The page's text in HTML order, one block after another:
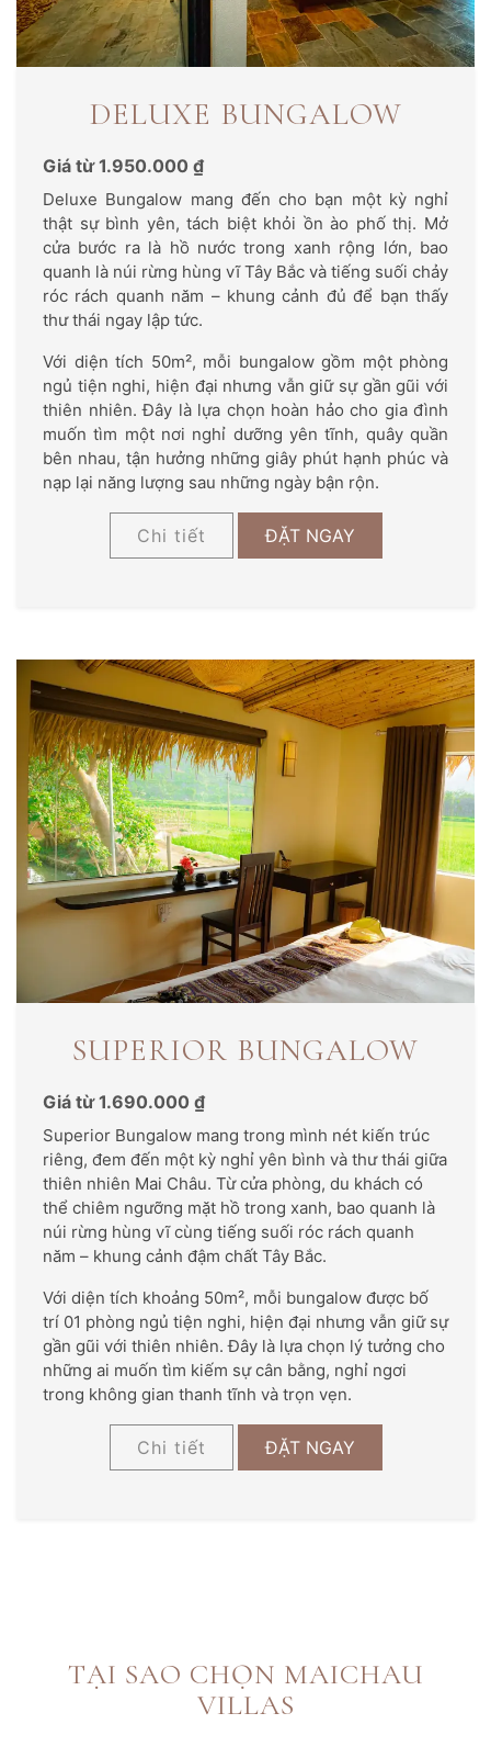
DELUXE BUNGALOW
Giá từ 1.950.000 ₫
Deluxe Bungalow mang đến cho bạn một kỳ nghỉ
thật sự bình yên, tách biệt khỏi ồn ào phố thị. Mở
cửa bước ra là hồ nước trong xanh rộng lớn, bao
quanh là núi rừng hùng vĩ Tây Bắc và tiếng suối chảy
róc rách quanh năm – khung cảnh đủ để bạn thấy
thư thái ngay lập tức.
Với diện tích 50m², mỗi bungalow gồm một phòng
ngủ tiện nghi, hiện đại nhưng vẫn giữ sự gần gũi với
thiên nhiên. Đây là lựa chọn hoàn hảo cho gia đình
muốn tìm một nơi nghỉ dưỡng yên tĩnh, quây quần
bên nhau, tận hưởng những giây phút hạnh phúc và
nạp lại năng lượng sau những ngày bận rộn.
Chi tiết ĐẶT NGAY
SUPERIOR BUNGALOW
Giá từ 1.690.000 ₫
Superior Bungalow mang trong mình nét kiến trúc
riêng, đem đến một kỳ nghỉ yên bình và thư thái giữa
thiên nhiên Mai Châu. Từ cửa phòng, du khách có
thể chiêm ngưỡng mặt hồ trong xanh, bao quanh là
núi rừng hùng vĩ cùng tiếng suối róc rách quanh
năm – khung cảnh đậm chất Tây Bắc.
Với diện tích khoảng 50m², mỗi bungalow được bố
trí 01 phòng ngủ tiện nghi, hiện đại nhưng vẫn giữ sự
gần gũi với thiên nhiên. Đây là lựa chọn lý tưởng cho
những ai muốn tìm kiếm sự cân bằng, nghỉ ngơi
trong không gian thanh tĩnh và trọn vẹn.
Chi tiết ĐẶT NGAY
TẠI SAO CHỌN MAICHAU
VILLAS